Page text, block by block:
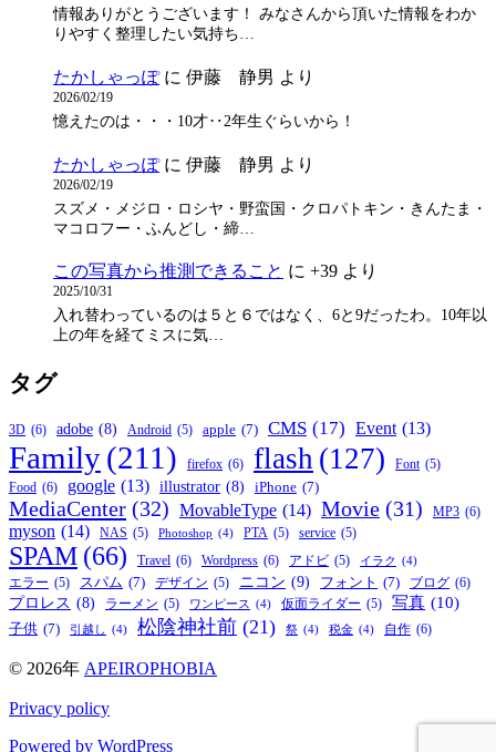
情報ありがとうございます！ みなさんから頂いた情報をわか
りやすく整理したい気持ち…
たかしゃっぽに 伊藤 静男 より
2026/02/19
憶えたのは・・・10才‥2年生ぐらいから！
たかしゃっぽに 伊藤 静男 より
2026/02/19
スズメ・メジロ・ロシヤ・野蛮国・クロパトキン・きんたま・
マコロフー・ふんどし・締…
この写真から推測できること に +39 より
2025/10/31
入れ替わっているのは５と６ではなく、6と9だったわ。10年以
上の年を経てミスに気…
タグ
3D (6) adobe (8) Android (5) apple (7) CMS (17) Event (13)
Family(211) firefox (6) flash (127) Font (5)
Food (6) google (13) illustrator (8) iPhone (7)
MediaCenter (32) MovableType (14) Movie (31) MP3 (6)
myson (14) NAS (5) Photoshop (4) PTA (5) service (5)
SPAM (66) Travel (6) Wordpress (6) アドビ (5) イラク (4)
エラー (5) スパム (7) デザイン (5) ニコン (9) フォント (7) ブログ (6)
プロレス (8) ラーメン (5) ワンピース (4) 仮面ライダー (5) 写真 (10)
子供 (7) 引越し (4) 松陰神社前 (21) 祭 (4) 税金 (4) 自作 (6)
© 2026年 APEIROPHOBIA
Privacy policy
Powered by WordPress